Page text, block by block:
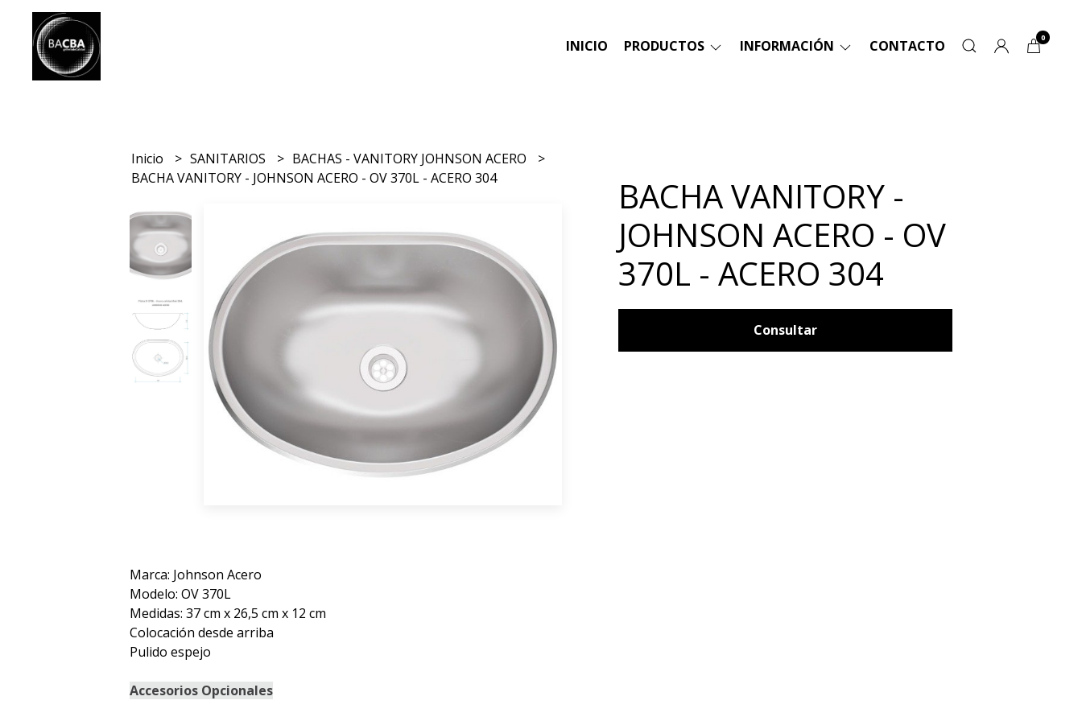
INICIO PRODUCTOS INFORMACIÓN CONTACTO 0
Inicio SANITARIOS
BACHAS - VANITORY JOHNSON ACERO
BACHA VANITORY - JOHNSON ACERO - OV 370L - ACERO 304
Marca: Johnson Acero
Modelo: OV 370L
Medidas: 37 cm x 26,5 cm x 12 cm
Colocación desde arriba
Pulido espejo
Accesorios Opcionales
BACHA VANITORY -
JOHNSON ACERO - OV
370L - ACERO 304
Consultar